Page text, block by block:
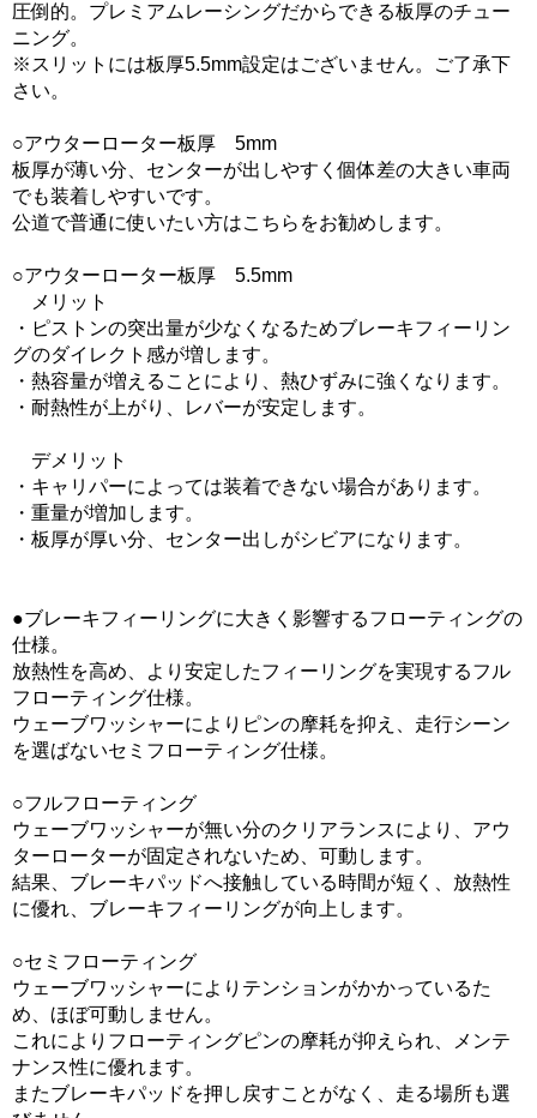
圧倒的。プレミアムレーシングだからできる板厚のチュー
ニング。
※スリットには板厚5.5mm設定はございません。ご了承下
さい。
○アウターローター板厚 5mm
板厚が薄い分、センターが出しやすく個体差の大きい車両
でも装着しやすいです。
公道で普通に使いたい方はこちらをお勧めします。
○アウターローター板厚 5.5mm
メリット
・ピストンの突出量が少なくなるためブレーキフィーリン
グのダイレクト感が増します。
・熱容量が増えることにより、熱ひずみに強くなります。
・耐熱性が上がり、レバーが安定します。
デメリット
・キャリパーによっては装着できない場合があります。
・重量が増加します。
・板厚が厚い分、センター出しがシビアになります。
●ブレーキフィーリングに大きく影響するフローティングの
仕様。
放熱性を高め、より安定したフィーリングを実現するフル
フローティング仕様。
ウェーブワッシャーによりピンの摩耗を抑え、走行シーン
を選ばないセミフローティング仕様。
○フルフローティング
ウェーブワッシャーが無い分のクリアランスにより、アウ
ターローターが固定されないため、可動します。
結果、ブレーキパッドへ接触している時間が短く、放熱性
に優れ、ブレーキフィーリングが向上します。
○セミフローティング
ウェーブワッシャーによりテンションがかかっているた
め、ほぼ可動しません。
これによりフローティングピンの摩耗が抑えられ、メンテ
ナンス性に優れます。
またブレーキパッドを押し戻すことがなく、走る場所も選